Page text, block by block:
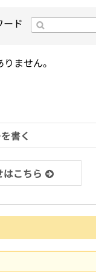
ード
ません。
書く
こちら